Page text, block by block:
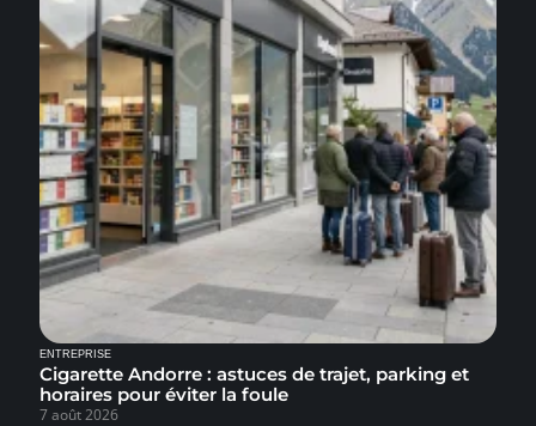
ENTREPRISE
Cigarette Andorre : astuces de trajet, parking et
horaires pour éviter la foule
7 août 2026